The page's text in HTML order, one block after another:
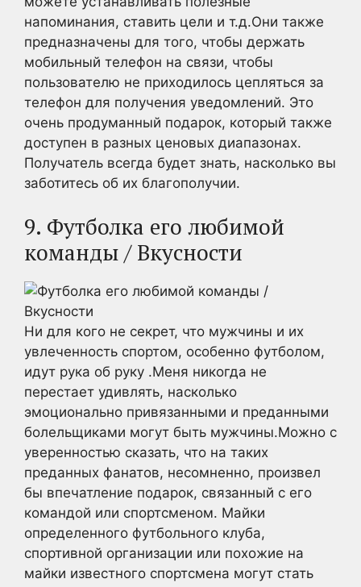
напоминания, ставить цели и т.д.Они также
предназначены для того, чтобы держать
мобильный телефон на связи, чтобы
пользователю не приходилось цепляться за
телефон для получения уведомлений. Это
очень продуманный подарок, который также
доступен в разных ценовых диапазонах.
Получатель всегда будет знать, насколько вы
заботитесь об их благополучии.
9. Футболка его любимой
команды / Вкусности
Ни для кого не секрет, что мужчины и их
увлеченность спортом, особенно футболом,
идут рука об руку .Меня никогда не
перестает удивлять, насколько
эмоционально привязанными и преданными
болельщиками могут быть мужчины.Можно с
уверенностью сказать, что на таких
преданных фанатов, несомненно, произвел
бы впечатление подарок, связанный с его
командой или спортсменом. Майки
определенного футбольного клуба,
спортивной организации или похожие на
майки известного спортсмена могут стать